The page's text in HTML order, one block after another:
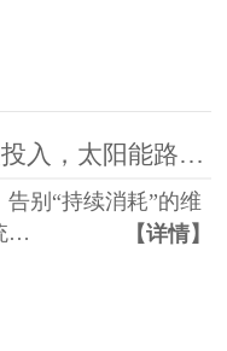
无需反复投入，太阳能路灯让维护更轻松
告别“持续消耗”的维
…
【详情】